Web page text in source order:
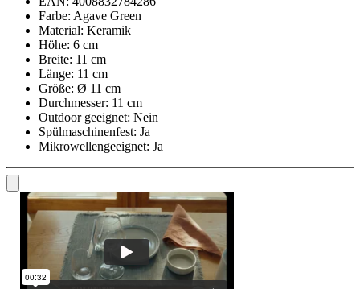
Farbe: Agave Green
Material: Keramik
Höhe: 6 cm
Breite: 11 cm
Länge: 11 cm
Größe: Ø 11 cm
Durchmesser: 11 cm
Outdoor geeignet: Nein
Spülmaschinenfest: Ja
Mikrowellengeeignet: Ja